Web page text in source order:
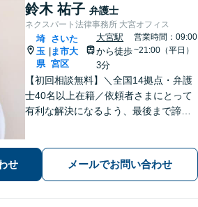
鈴木 祐子 弁護士
ネクスパート法律事務所 大宮オフィス
埼
玉
県
さいた
ま市大
宮区
大宮駅
から徒歩
3分
営業時間：09:00
~21:00（平日）
【初回相談無料】＼全国14拠点・弁護
士40名以上在籍／依頼者さまにとって
有利な解決になるよう、最後まで諦め
談ください【夜間・休日対応】
せ メールでお問い合わせ